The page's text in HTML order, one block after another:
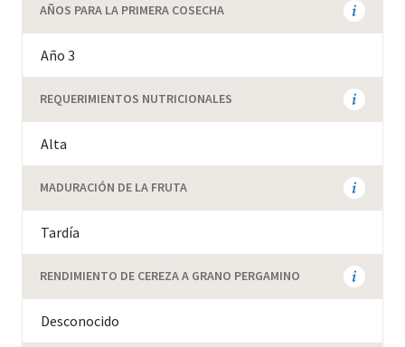
AÑOS PARA LA PRIMERA COSECHA
Año 3
REQUERIMIENTOS NUTRICIONALES
Alta
MADURACIÓN DE LA FRUTA
Tardía
RENDIMIENTO DE CEREZA A GRANO PERGAMINO
Desconocido